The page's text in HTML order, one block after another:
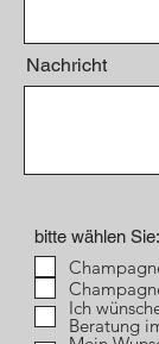
Nachricht
bitte wählen Sie:
Ich
Beratung